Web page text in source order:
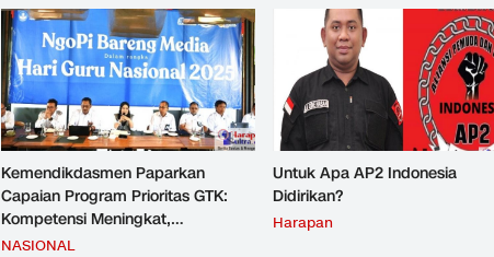
Kemendikdasmen Paparkan
Capaian Program Prioritas GTK:
Kompetensi Meningkat,
Kesejahteraan Guru Kian Diperkuat
NASIONAL
Untuk Apa AP2 Indonesia
Didirikan?
Harapan